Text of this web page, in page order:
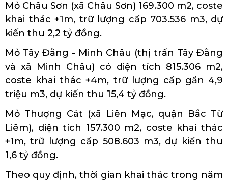
Mỏ Châu Sơn (xã Châu Sơn) 169.300 m2, coste
khai thác +1m, trữ lượng cấp 703.536 m3, dự
kiến thu 2,2 tỷ đồng.
Mỏ Tây Đằng - Minh Châu (thị trấn Tây Đằng
và xã Minh Châu) có diện tích 815.306 m2,
coste khai thác +4m, trữ lượng cấp gần 4,9
triệu m3, dự kiến thu 15,4 tỷ đồng.
Mỏ Thượng Cát (xã Liên Mạc, quận Bắc Từ
Liêm), diện tích 157.300 m2, coste khai thác
+1m, trữ lượng cấp 508.603 m3, dự kiến thu
1,6 tỷ đồng.
Theo quy định, thời gian khai thác trong năm